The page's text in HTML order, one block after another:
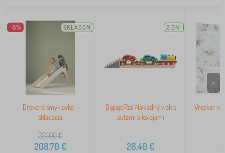
-6% SKLADOM
Drevená šmykľavka -
skladacia
221,00€
208,70 €
2 DNI
Bigjigs Rail Nákladný vlak s
autami a koľajami
26,40 €
Vreckár
>